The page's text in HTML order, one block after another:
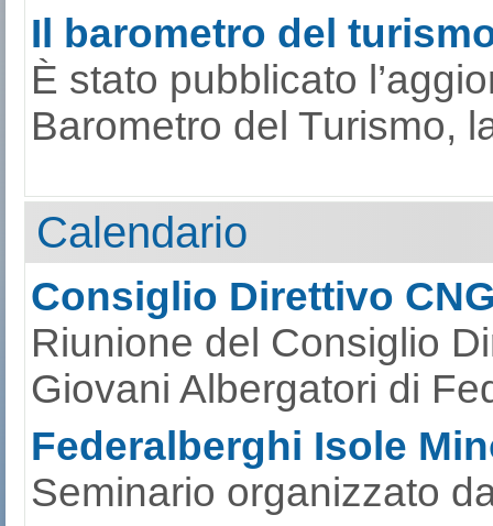
Il barometro del
È stato pubblicato
Barometro del Turismo,
Calendario
Consiglio Direttivo
Riunione del Consiglio
Giovani Albergatori di
Federalberghi Isole
Seminario organizzato